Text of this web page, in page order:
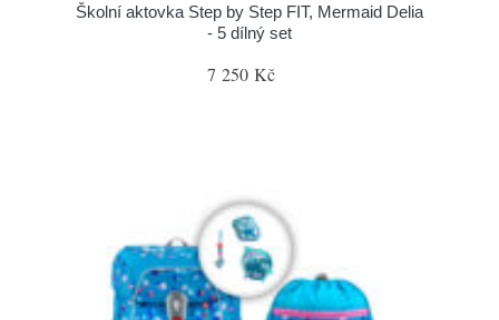
Školní aktovka Step by Step FIT, Mermaid Delia
- 5 dílný set
7 250 Kč